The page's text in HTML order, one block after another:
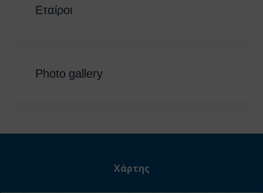
Εταίροι
Photo gallery
Χάρτης